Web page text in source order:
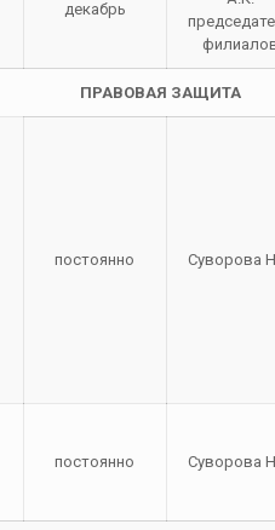
декабрь
ПРАВОВАЯ ЗАЩИТА
постоянно Суворова
постоянно Суворова